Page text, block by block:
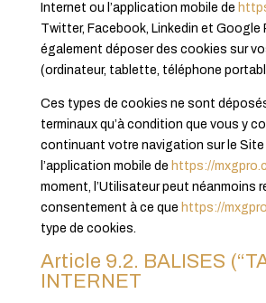
Internet ou l’application mobile de
Twitter, Facebook, Linkedin et Google
également déposer des cookies sur
(ordinateur, tablette, téléphone
Ces types de cookies ne sont
terminaux qu’à condition que vous y
continuant votre navigation sur le
l’application mobile de https://
moment, l’Utilisateur peut néanmoins
consentement à ce que https://
type de cookies.
Article 9.2. BALISES
INTERNET